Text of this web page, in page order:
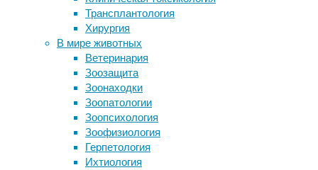
Трансплантология
Хирургия
В мире животных
Ветеринария
Зоозащита
Зоонаходки
Зоопатологии
Зоопсихология
Зоофизиология
Герпетология
Ихтиология
25/02/2023
биотехнология
генная
инженерия,
зрение,
медицина,
стволовые
клетки,
трансплантация
Первая
Новое слово в диагностике рака
груди: таблетка заставит опухоль
светиться
«Хаббл» впервые обнаружил
свидетельства атмосферы из
водяного пара на Ганимеде
Какими бывают тревожные
расстройства
Депрессию после инфаркта связали
с повышенным риском смерти